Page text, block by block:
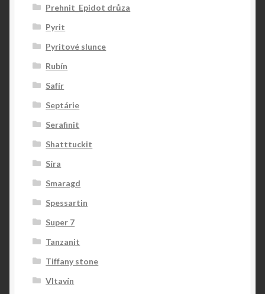
Prehnit_Epidot drůza
Pyrit
Pyritové slunce
Rubín
Safír
Septárie
Serafinit
Shatttuckit
Síra
Smaragd
Spessartin
Super 7
Tanzanit
Tiffany stone
Vltavín